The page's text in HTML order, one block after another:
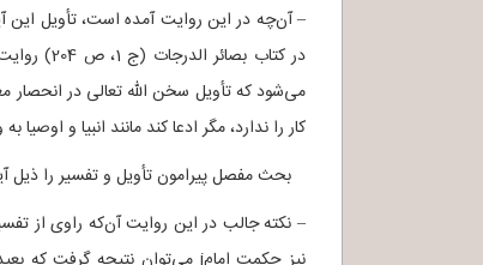
– آن‌چه در این روایت آمده است، تأویل این
کار را ندارد، مگر ادعا کند مانند انبیا و
بحث مفصل پیرامون تأویل و تفسیر را ذیل آیه 7 سوره آل عمران عرض خواهیم کرد. إن شاء
– نکته جالب در این روایت آن‌که راوی از